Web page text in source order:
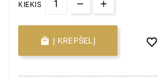
KIEKIS
 Į KREPŠELĮ 